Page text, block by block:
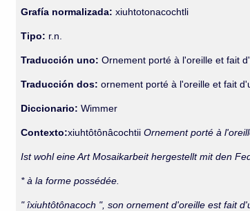
Grafía normalizada: xiuhtotonacochtli
Tipo: r.n.
Traducción uno: Ornement porté à l'oreille et fait
Traducción dos: ornement porté à l'oreille et fait
Diccionario:Wimmer
Contexto:xiuhtôtônâcochtiiOrnement porté à
Ist wohl eine Art Mosaikarbeit hergestellt mit den
* à la forme possédée.
" îxiuhtôtônacoch ", son ornement d'oreille est fait